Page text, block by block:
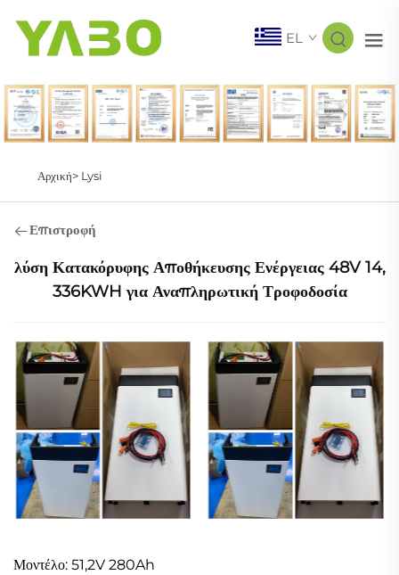
EL
Αρχική> Lysi
Επιστροφή
λύση Κατακόρυφης Αποθήκευσης Ενέργειας 48V 14,
336KWH για Αναπληρωτική Τροφοδοσία
Μοντέλο: 51,2V 280Ah